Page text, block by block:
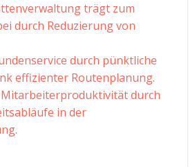
trägt zum
durch Reduzierung von
durch pünktliche
effizienter Routenplanung.
durch
in der